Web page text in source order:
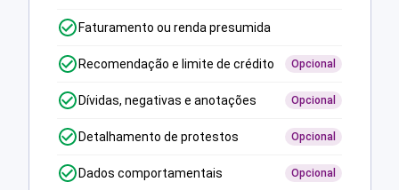
Faturamento ou renda presumida
Recomendação e limite de crédito Opcional
Dívidas, negativas e anotações Opcional
Detalhamento de protestos Opcional
Dados comportamentais Opcional